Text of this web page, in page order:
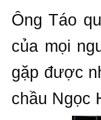
Ông Táo
của mọi
gặp được
chầu Ngọc